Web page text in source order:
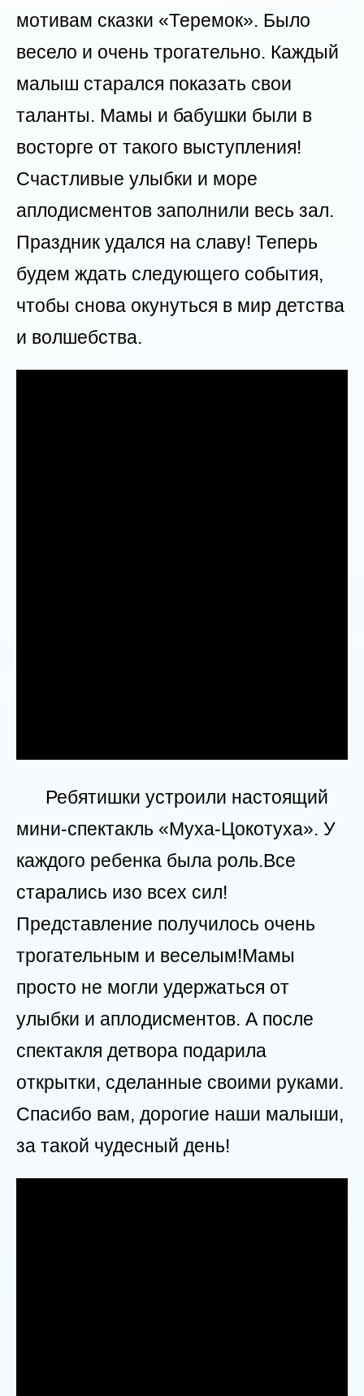
мотивам сказки «Теремок». Было
весело и очень трогательно. Каждый
малыш старался показать свои
таланты. Мамы и бабушки были в
восторге от такого выступления!
Счастливые улыбки и море
аплодисментов заполнили весь зал.
Праздник удался на славу! Теперь
будем ждать следующего события,
чтобы снова окунуться в мир детства
и волшебства.
Ребятишки устроили настоящий
мини-спектакль «Муха-Цокотуха». У
каждого ребенка была роль.Все
старались изо всех сил!
Представление получилось очень
трогательным и веселым!Мамы
просто не могли удержаться от
улыбки и аплодисментов. А после
спектакля детвора подарила
открытки, сделанные своими руками.
Спасибо вам, дорогие наши малыши,
за такой чудесный день!